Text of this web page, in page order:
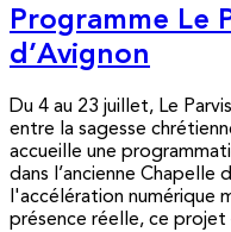
Programme Le
d’Avignon
Du 4 au 23 juillet, Le
entre la sagesse
accueille une
dans l’ancienne Chapelle
l'accélération numérique
présence réelle, ce